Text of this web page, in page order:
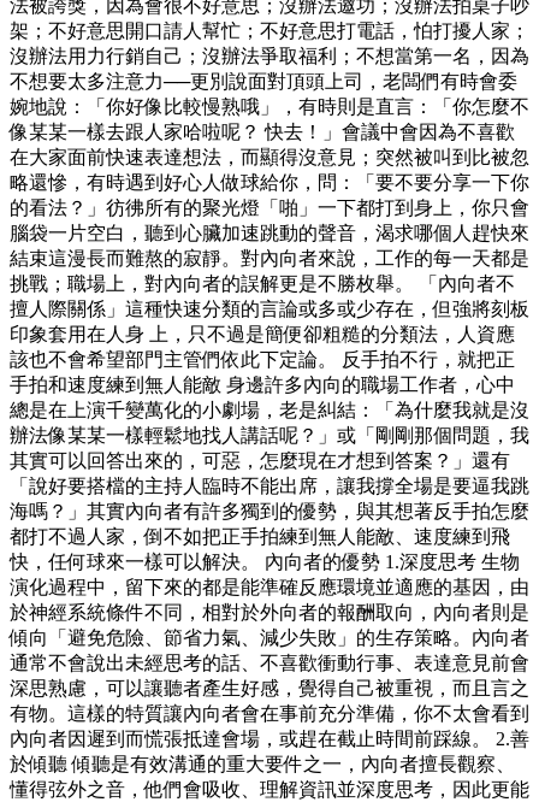
法被誇獎，因為會很不好意思；沒辦法邀功；沒辦法拍桌子吵
架；不好意思開口請人幫忙；不好意思打電話，怕打擾人家；
沒辦法用力行銷自己；沒辦法爭取福利；不想當第一名，因為
不想要太多注意力──更別說面對頂頭上司，老闆們有時會委
婉地說：「你好像比較慢熟哦」，有時則是直言：「你怎麼不
像某某一樣去跟人家哈啦呢？ 快去！」會議中會因為不喜歡
在大家面前快速表達想法，而顯得沒意見；突然被叫到比被忽
略還慘，有時遇到好心人做球給你，問：「要不要分享一下你
的看法？」彷彿所有的聚光燈「啪」一下都打到身上，你只會
腦袋一片空白，聽到心臟加速跳動的聲音，渴求哪個人趕快來
結束這漫長而難熬的寂靜。對內向者來說，工作的每一天都是
挑戰；職場上，對內向者的誤解更是不勝枚舉。 「內向者不
擅人際關係」這種快速分類的言論或多或少存在，但強將刻板
印象套用在人身 上，只不過是簡便卻粗糙的分類法，人資應
該也不會希望部門主管們依此下定論。 反手拍不行，就把正
手拍和速度練到無人能敵 身邊許多內向的職場工作者，心中
總是在上演千變萬化的小劇場，老是糾結：「為什麼我就是沒
辦法像某某一樣輕鬆地找人講話呢？」或「剛剛那個問題，我
其實可以回答出來的，可惡，怎麼現在才想到答案？」還有
「說好要搭檔的主持人臨時不能出席，讓我撐全場是要逼我跳
海嗎？」其實內向者有許多獨到的優勢，與其想著反手拍怎麼
都打不過人家，倒不如把正手拍練到無人能敵、速度練到飛
快，任何球來一樣可以解決。 內向者的優勢 1.深度思考 生物
演化過程中，留下來的都是能準確反應環境並適應的基因，由
於神經系統條件不同，相對於外向者的報酬取向，內向者則是
傾向「避免危險、節省力氣、減少失敗」的生存策略。內向者
通常不會說出未經思考的話、不喜歡衝動行事、表達意見前會
深思熟慮，可以讓聽者產生好感，覺得自己被重視，而且言之
有物。這樣的特質讓內向者會在事前充分準備，你不太會看到
內向者因遲到而慌張抵達會場，或趕在截止時間前踩線。 2.善
於傾聽 傾聽是有效溝通的重大要件之一，內向者擅長觀察、
懂得弦外之音，他們會吸收、理解資訊並深度思考，因此更能